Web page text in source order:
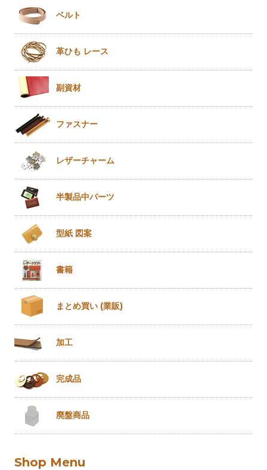
ベルト
革ひも レース
副資材
ファスナー
レザーチャーム
半製品中パーツ
型紙 図案
書籍
まとめ買い (業販)
加工
完成品
廃盤商品
Shop Menu